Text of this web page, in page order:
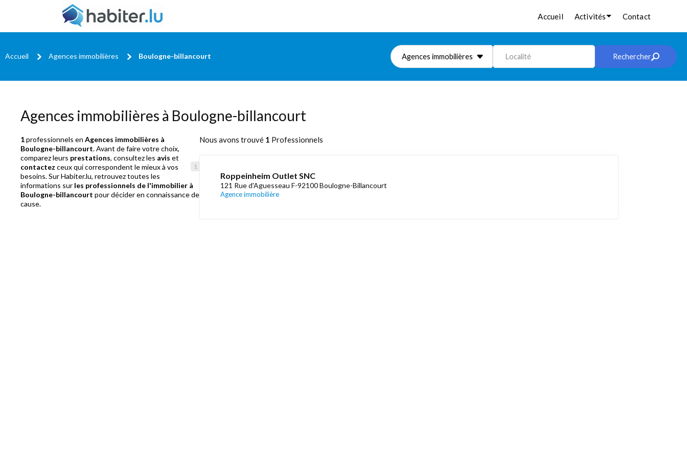
Accueil Activités Contact
Accueil Agences immobilières Boulogne-billancourt Agences immobilières Localité Rechercher
Agences immobilières à Boulogne-billancourt
1professionnels en Agences immobilières à
Boulogne-billancourt. Avant de faire votre choix,
comparez leurs prestations, consultez les avis et
contactez ceux qui correspondent le mieux à vos
besoins. Sur Habiter.lu, retrouvez toutes les
informations sur les professionnels de l'immobilier à
Boulogne-billancourt pour décider en connaissance de
cause.
Nous avons trouvé 1 Professionnels
Roppeinheim Outlet SNC
121 Rue d'Aguesseau F-92100 Boulogne-Billancourt
Agence immobilière